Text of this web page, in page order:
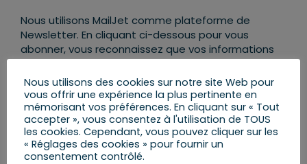
Nous utilisons MailJet comme plateforme de
Newsletter. En cliquant ci-dessous pour vous
abonner, vous reconnaissez que vos informations
seront transférées et traitées par MailJet. Pour
en savoir plus sur les pratiques de confidentialité
de MailJet,rendez-vous ICI .
Nous utilisons des cookies sur notre site Web pour
vous offrir une expérience la plus pertinente en
mémorisant vos préférences. En cliquant sur « Tout
accepter », vous consentez à l'utilisation de TOUS
les cookies. Cependant, vous pouvez cliquer sur les
« Réglages des cookies » pour fournir un
consentement contrôlé.